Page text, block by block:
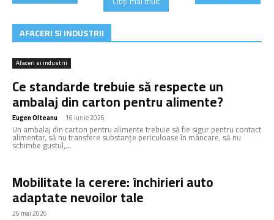
AFACERI SI INDUSTRII
Afaceri si industrii
Ce standarde trebuie să respecte un
ambalaj din carton pentru alimente?
Eugen Olteanu - 16 iunie 2026
Un ambalaj din carton pentru alimente trebuie să fie sigur pentru contact
alimentar, să nu transfere substanțe periculoase în mâncare, să nu
schimbe gustul,...
Mobilitate la cerere: închirieri auto
adaptate nevoilor tale
26 mai 2026